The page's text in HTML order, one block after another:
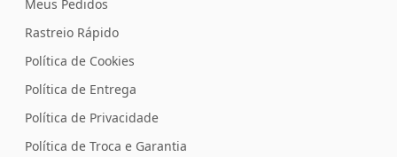
Meus Pedidos
Rastreio Rápido
Política de Cookies
Política de Entrega
Política de Privacidade
Política de Troca e Garantia